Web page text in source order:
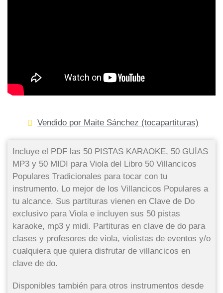
Vendido por Maite Sánchez (tocapartituras)
Incluye el PDF las 50 PISTAS KARAOKE, 50 GUÍAS
MP3 y 50 MIDI para Viola del Libro 50 Villancicos
Populares Tradicionales para tocar con tu
instrumento. Lo mejor de los Villancicos Populares a
tu alcance. Sus partituras vienen en Clave de Do
exclusivo para Viola e incluyen sus 50 pistas
karaoke, mp3 y midi. Partituras en clave de do para
clases y profesores de viola, violistas de eventos y/o
cualquiera que quiera disfrutar de villancicos en
clave de do.
Disponibles también para otros instrumentos desde